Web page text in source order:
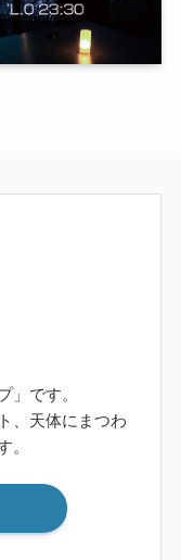
」です。
、天体にまつわ
。